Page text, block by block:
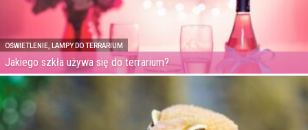
OŚWIETLENIE, LAMPY DO TERRARIUM
Jakiego szkła używa się do terrarium?